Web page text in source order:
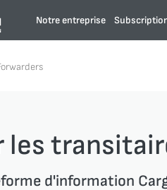
Notre entreprise
les
d'information